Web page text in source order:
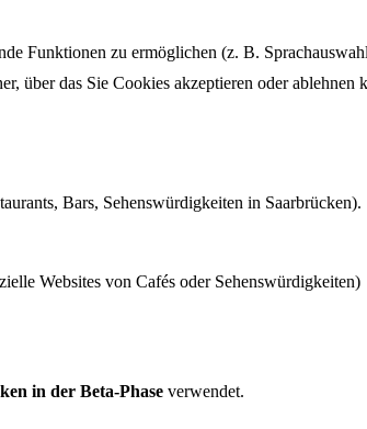
Funktionen zu ermöglichen (z. B.
über das Sie Cookies akzeptieren oder ablehnen
Bars, Sehenswürdigkeiten in Saarbrücken).
Websites von Cafés oder Sehenswürdigkeiten)
in der Beta-Phase verwendet.